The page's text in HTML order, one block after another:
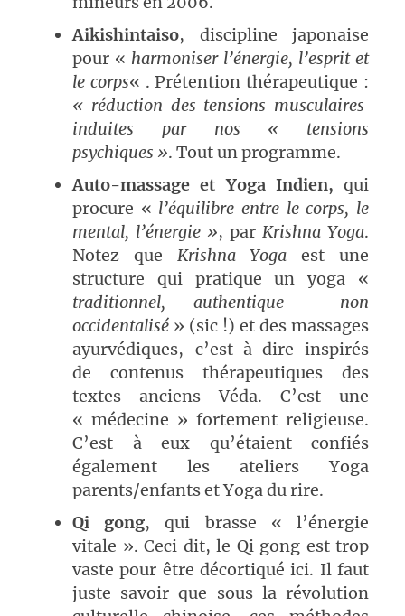
Aikishintaiso, discipline japonaise
pour « harmoniser l’énergie, l’esprit et
le corps« . Prétention thérapeutique :
« réduction des tensions musculaires
induites par nos « tensions
psychiques ». Tout un programme.
Auto-massage et Yoga Indien, qui
procure « l’équilibre entre le corps, le
mental, l’énergie », par Krishna Yoga.
Notez que Krishna Yoga est une
structure qui pratique un yoga «
traditionnel, authentique non
occidentalisé » (sic !) et des massages
ayurvédiques, c’est-à-dire inspirés
de contenus thérapeutiques des
textes anciens Véda. C’est une
« médecine » fortement religieuse.
C’est à eux qu’étaient confiés
également les ateliers Yoga
parents/enfants et Yoga du rire.
Qi gong, qui brasse « l’énergie
vitale ». Ceci dit, le Qi gong est trop
vaste pour être décortiqué ici. Il faut
juste savoir que sous la révolution